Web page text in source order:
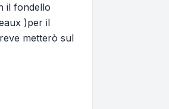
il fondello
)per il
metterò sul